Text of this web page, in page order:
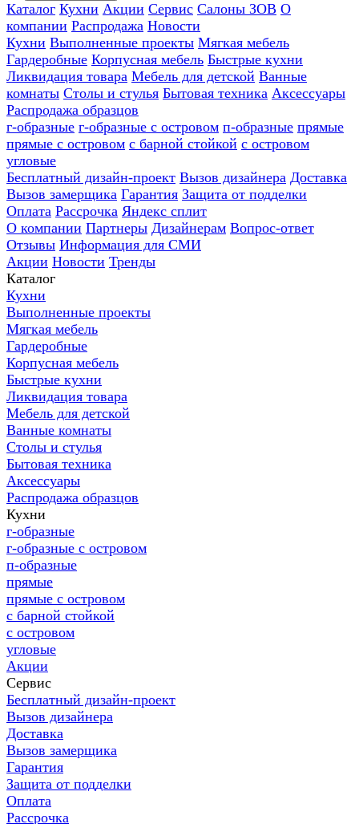
Каталог Кухни Акции Сервис Салоны ЗОВ О
компании Распродажа Новости
Кухни Выполненные проекты Мягкая мебель
Гардеробные Корпусная мебель Быстрые кухни
Ликвидация товара Мебель для детской Ванные
комнаты Столы и стулья Бытовая техника Аксессуары
Распродажа образцов
г-образные г-образные с островом п-образные прямые
прямые с островом с барной стойкой с островом
угловые
Бесплатный дизайн-проект Вызов дизайнера Доставка
Вызов замерщика Гарантия Защита от подделки
Оплата Рассрочка Яндекс сплит
О компании Партнеры Дизайнерам Вопрос-ответ
Отзывы Информация для СМИ
Акции Новости Тренды
Каталог
Кухни
Выполненные проекты
Мягкая мебель
Гардеробные
Корпусная мебель
Быстрые кухни
Ликвидация товара
Мебель для детской
Ванные комнаты
Столы и стулья
Бытовая техника
Аксессуары
Распродажа образцов
Кухни
г-образные
г-образные с островом
п-образные
прямые
прямые с островом
с барной стойкой
с островом
угловые
Акции
Сервис
Бесплатный дизайн-проект
Вызов дизайнера
Доставка
Вызов замерщика
Гарантия
Защита от подделки
Оплата
Рассрочка